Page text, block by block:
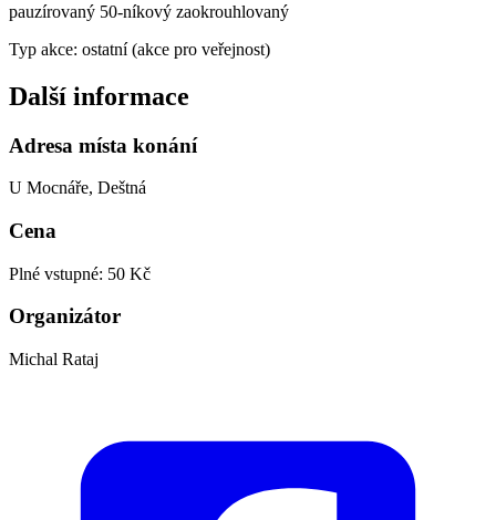
pauzírovaný 50-níkový zaokrouhlovaný
Typ akce: ostatní (akce pro veřejnost)
Další informace
Adresa místa konání
U Mocnáře, Deštná
Cena
Plné vstupné: 50 Kč
Organizátor
Michal Rataj